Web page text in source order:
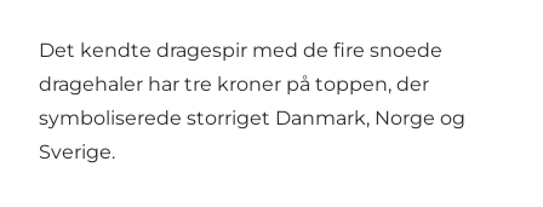
Det kendte dragespir med de fire snoede
dragehaler har tre kroner på toppen, der
symboliserede storriget Danmark, Norge og
Sverige.